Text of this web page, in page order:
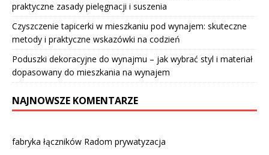
praktyczne zasady pielęgnacji i suszenia
Czyszczenie tapicerki w mieszkaniu pod wynajem: skuteczne
metody i praktyczne wskazówki na codzień
Poduszki dekoracyjne do wynajmu – jak wybrać styl i materiał
dopasowany do mieszkania na wynajem
NAJNOWSZE KOMENTARZE
fabryka łączników Radom prywatyzacja